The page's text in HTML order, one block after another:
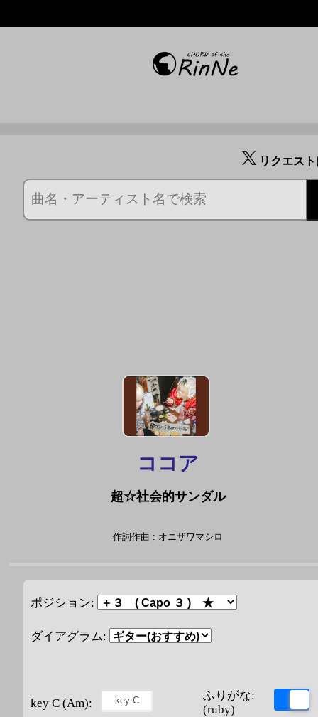
リクエス
ココア
超☆社会的サンダル
作詞作曲 : オニザワマシロ
ポジション:
ダイアグラム:
key C (Am):
ふりがな:
(ruby)